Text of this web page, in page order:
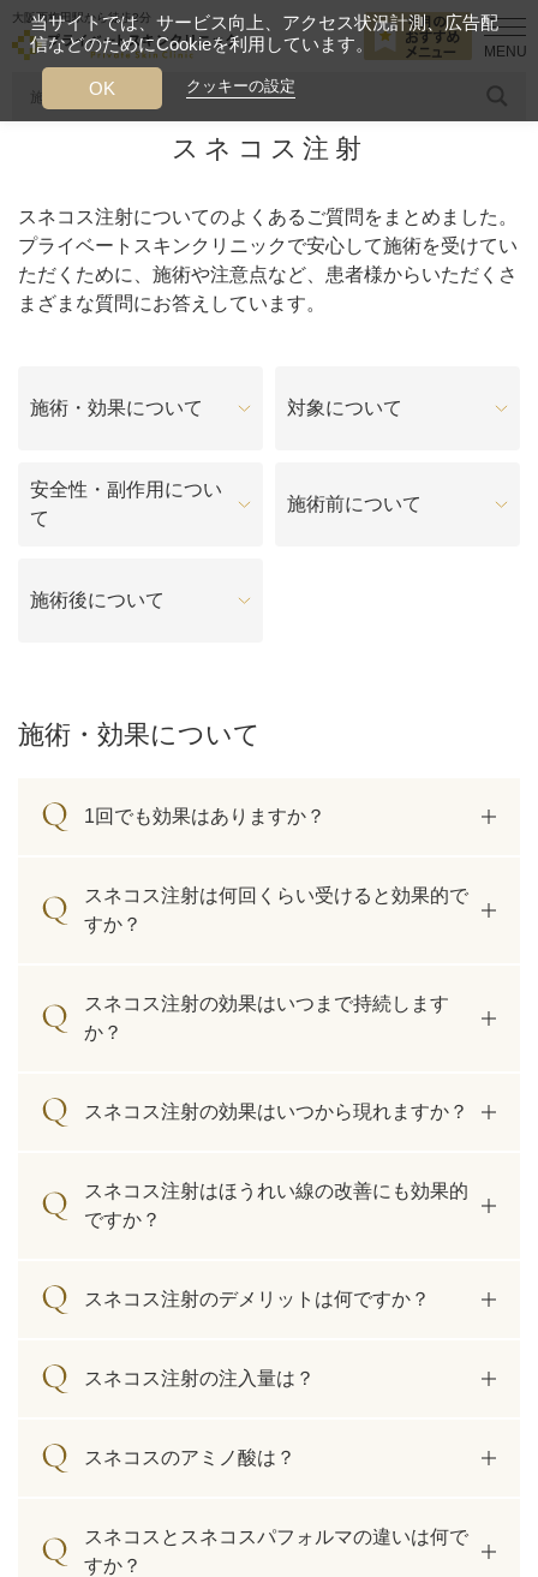
大阪西梅田駅から徒歩2分
糸リフト ヒアルロン酸
今月のおすすめメニュー
当クリニック月替わりのおすすめのメニュー
お悩みで探す 施術メニュー
医師紹介
アクセス
よくあるご質問 スネコス注射
スネコス注射
スネコス注射についてのよくあるご質問をまとめました。
プライベートスキンクリニックで安心して施術を受けてい
ただくために、施術や注意点など、患者様からいただくさ
まざまな質問にお答えしています。
施術・効果について 対象について
安全性・副作用につい
て
施術前について
施術後について
施術・効果について
1回でも効果はありますか？
スネコス注射は何回くらい受けると効果的で
すか？
スネコス注射の効果はいつまで持続します
か？
スネコス注射の効果はいつから現れますか？
スネコス注射はほうれい線の改善にも効果的
ですか？
スネコス注射のデメリットは何ですか？
スネコス注射の注入量は？
スネコスのアミノ酸は？
スネコスとスネコスパフォルマの違いは何で
すか？
当サイトでは、サービス向上、アクセス状況計測、広告配
信などのためにCookieを利用しています。
クッキーの設定
OK